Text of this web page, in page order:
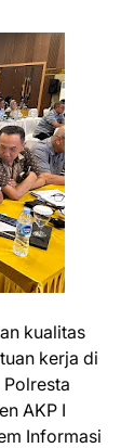
kualitas
kerja di
AKP I
Informasi